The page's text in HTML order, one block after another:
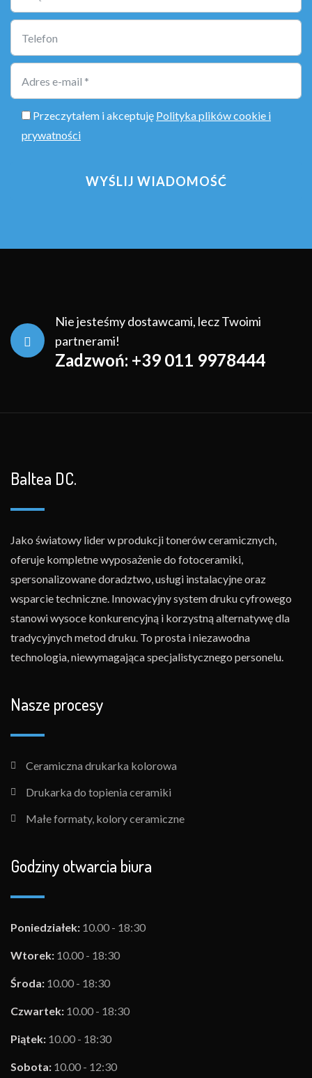
Przeczytałem i akceptuję Polityka plików cookie i
prywatności
Nie jesteśmy dostawcami, lecz Twoimi
partnerami!
Zadzwoń: +39 011 9978444
Baltea DC.
Jako światowy lider w produkcji tonerów ceramicznych,
oferuje kompletne wyposażenie do fotoceramiki,
spersonalizowane doradztwo, usługi instalacyjne oraz
wsparcie techniczne. Innowacyjny system druku cyfrowego
stanowi wysoce konkurencyjną i korzystną alternatywę dla
tradycyjnych metod druku. To prosta i niezawodna
technologia, niewymagająca specjalistycznego personelu.
Nasze procesy
Ceramiczna drukarka kolorowa
Drukarka do topienia ceramiki
Małe formaty, kolory ceramiczne
Godziny otwarcia biura
Poniedziałek: 10.00 - 18:30
Wtorek: 10.00 - 18:30
Środa: 10.00 - 18:30
Czwartek: 10.00 - 18:30
Piątek: 10.00 - 18:30
Sobota: 10.00 - 12:30